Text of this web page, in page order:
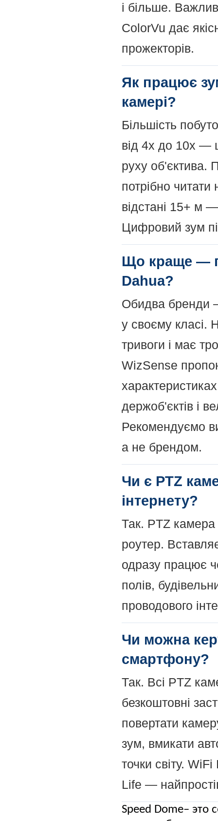
і більше.
ColorVu дає
прожекторів.
Як працює
камері?
Більшість
від 4x до 10x —
руху об'єктива.
потрібно
відстані 15+ м
Цифровий зум
Що краще —
Dahua?
Обидва бренди
у своєму класі.
тривоги і має
WizSense
держоб'єктів і
Рекомендуємо
а не брендом.
Чи є PTZ
інтернету?
Так. PTZ
роутер.
одразу працює
полів,
проводового
Чи можна
смартфону?
Так. Всі PTZ
безкоштовні
повертати
зум, вмикати
точки світу.
Life —
Speed Dome– это